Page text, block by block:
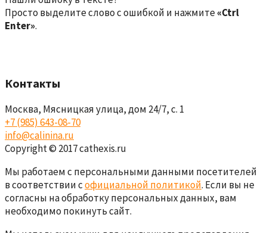
Просто выделите слово с ошибкой и нажмите«Ctrl
Enter».
Контакты
Москва, Мясницкая улица, дом 24/7, с. 1
+7 (985) 643-08-70
info@calinina.ru
Copyright © 2017 cathexis.ru
Мы работаем с персональными данными посетителей
в соответствии софициальной политикой. Если вы не
согласны на обработку персональных данных, вам
необходимо покинуть сайт.